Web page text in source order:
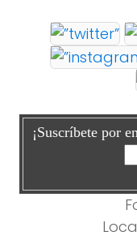
¡Suscríbete por